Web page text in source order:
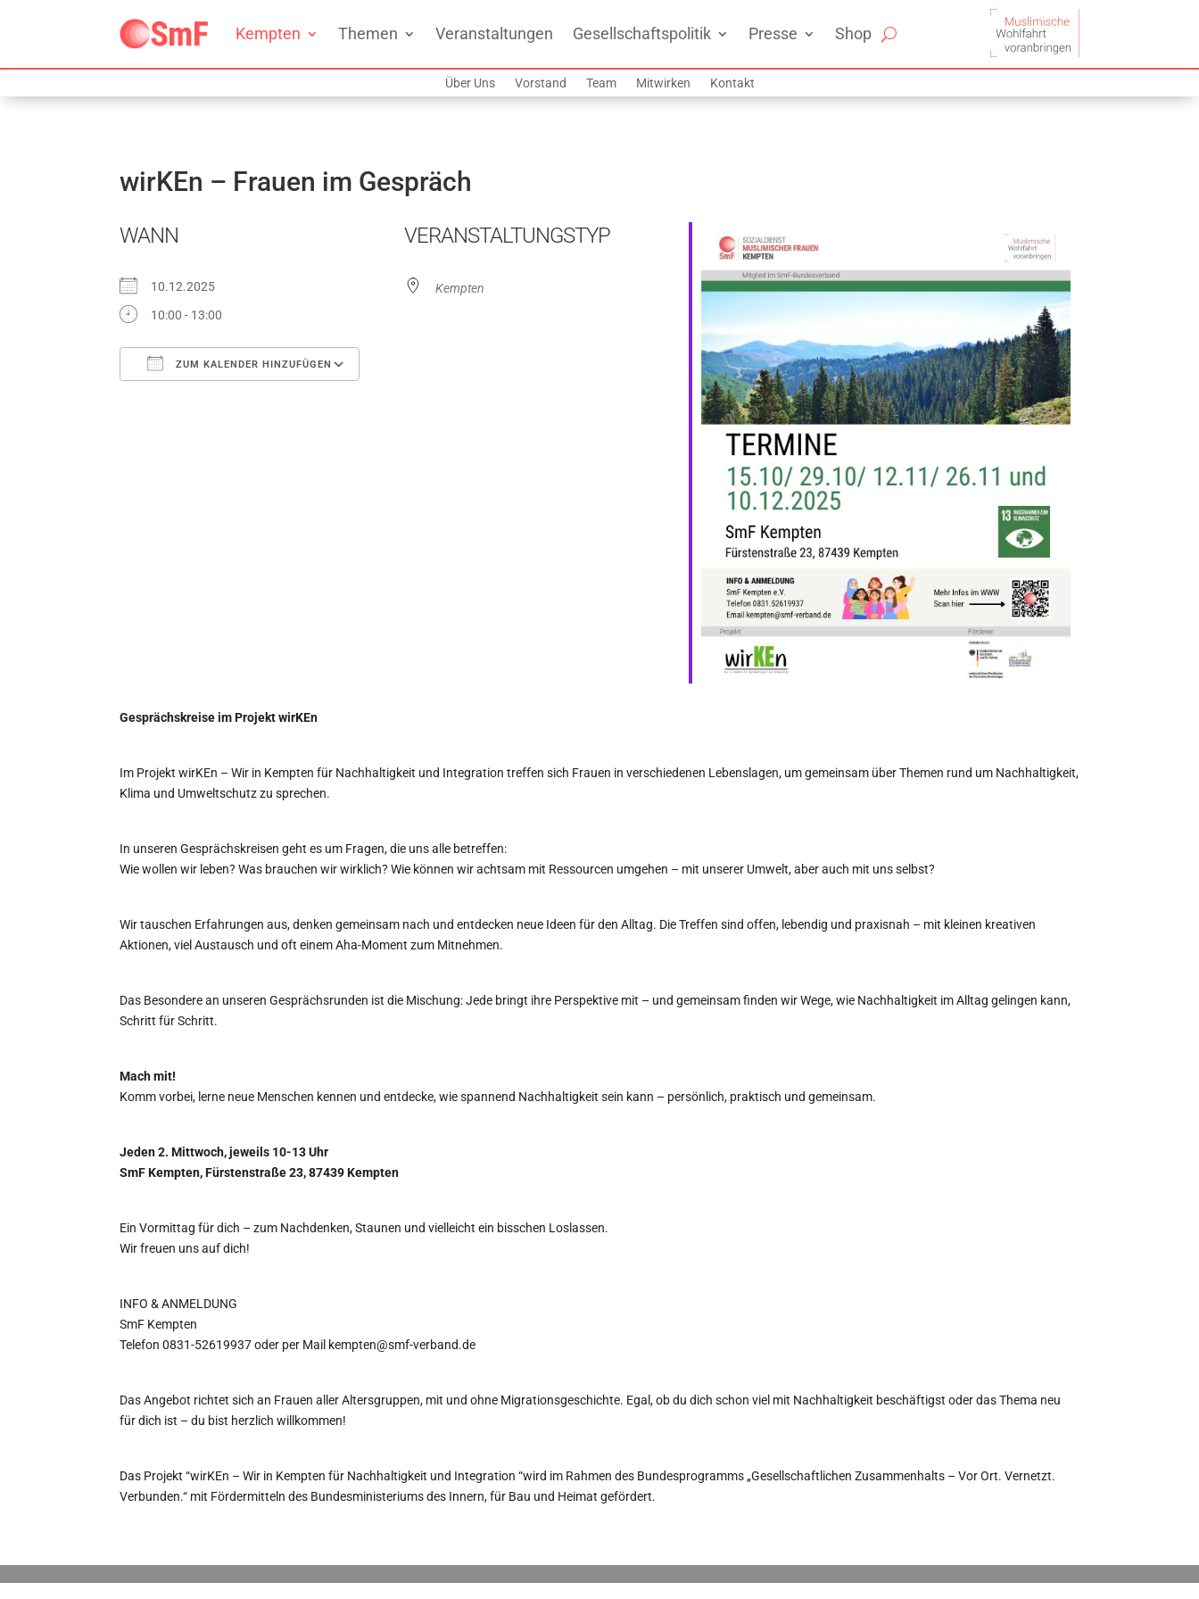
Kempten Themen Veranstaltungen Gesellschaftspolitik Presse Shop
Über Uns Vorstand Team Mitwirken Kontakt
wirKEn – Frauen im Gespräch
WANN
10.12.2025
10:00 - 13:00
ZUM KALENDER HINZUFÜGEN
Office 365
VERANSTALTUNGSTYP
Kempten
Gesprächskreise im Projekt wirKEn
Im Projekt wirKEn – Wir in Kempten für Nachhaltigkeit und Integration treffen sich Frauen in verschiedenen Lebenslagen, um gemeinsam über Themen rund um Nachhaltigkeit,
Klima und Umweltschutz zu sprechen.
In unseren Gesprächskreisen geht es um Fragen, die uns alle betreffen:
Wie wollen wir leben? Was brauchen wir wirklich? Wie können wir achtsam mit Ressourcen umgehen – mit unserer Umwelt, aber auch mit uns selbst?
Wir tauschen Erfahrungen aus, denken gemeinsam nach und entdecken neue Ideen für den Alltag. Die Treffen sind offen, lebendig und praxisnah – mit kleinen kreativen
Aktionen, viel Austausch und oft einem Aha-Moment zum Mitnehmen.
Das Besondere an unseren Gesprächsrunden ist die Mischung: Jede bringt ihre Perspektive mit – und gemeinsam finden wir Wege, wie Nachhaltigkeit im Alltag gelingen kann,
Schritt für Schritt.
Mach mit!
Komm vorbei, lerne neue Menschen kennen und entdecke, wie spannend Nachhaltigkeit sein kann – persönlich, praktisch und gemeinsam.
Jeden 2. Mittwoch, jeweils 10-13 Uhr
SmF Kempten, Fürstenstraße 23, 87439 Kempten
Ein Vormittag für dich – zum Nachdenken, Staunen und vielleicht ein bisschen Loslassen.
Wir freuen uns auf dich!
INFO & ANMELDUNG
SmF Kempten
Telefon 0831-52619937 oder per Mail kempten@smf-verband.de
Das Angebot richtet sich an Frauen aller Altersgruppen, mit und ohne Migrationsgeschichte. Egal, ob du dich schon viel mit Nachhaltigkeit beschäftigst oder das Thema neu
für dich ist – du bist herzlich willkommen!
Das Projekt “wirKEn – Wir in Kempten für Nachhaltigkeit und Integration “wird im Rahmen des Bundesprogramms „Gesellschaftlichen Zusammenhalts – Vor Ort. Vernetzt.
Verbunden.“ mit Fördermitteln des Bundesministeriums des Innern, für Bau und Heimat gefördert.